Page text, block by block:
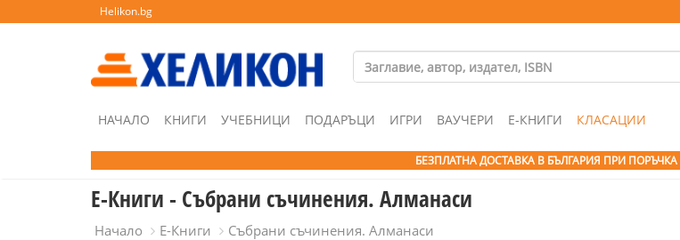
Helikon.bg
НАЧАЛО КНИГИ УЧЕБНИЦИ ПОДАРЪЦИ ИГРИ ВАУЧЕРИ Е-КНИГИ КЛАСАЦИИ
БЕЗПЛАТНА ДОСТАВКА В БЪЛГАРИЯ ПРИ ПОРЪЧКА
Е-Книги - Събрани съчинения. Алманаси
Начало Е-Книги Събрани съчинения. Алманаси